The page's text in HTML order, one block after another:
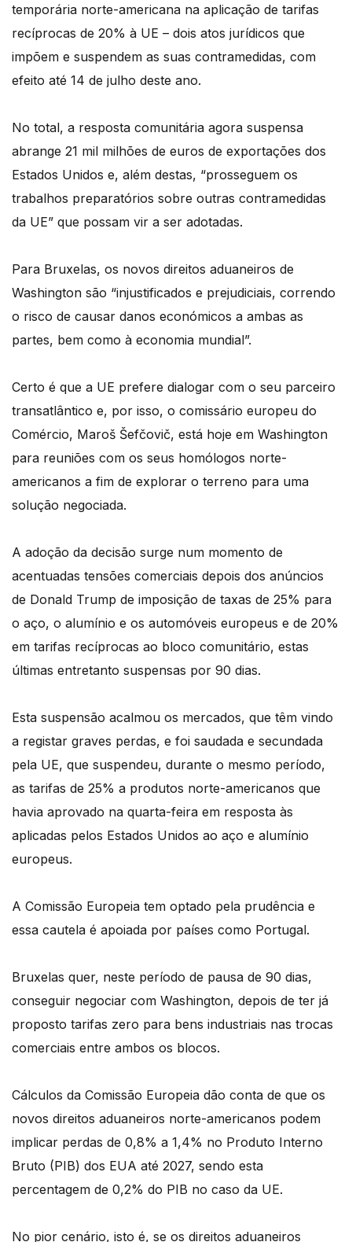
temporária norte-americana na aplicação de tarifas
recíprocas de 20% à UE – dois atos jurídicos que
impõem e suspendem as suas contramedidas, com
efeito até 14 de julho deste ano.
No total, a resposta comunitária agora suspensa
abrange 21 mil milhões de euros de exportações dos
Estados Unidos e, além destas, “prosseguem os
trabalhos preparatórios sobre outras contramedidas
da UE” que possam vir a ser adotadas.
Para Bruxelas, os novos direitos aduaneiros de
Washington são “injustificados e prejudiciais, correndo
o risco de causar danos económicos a ambas as
partes, bem como à economia mundial”.
Certo é que a UE prefere dialogar com o seu parceiro
transatlântico e, por isso, o comissário europeu do
Comércio, Maroš Šefčovič, está hoje em Washington
para reuniões com os seus homólogos norte-
americanos a fim de explorar o terreno para uma
solução negociada.
A adoção da decisão surge num momento de
acentuadas tensões comerciais depois dos anúncios
de Donald Trump de imposição de taxas de 25% para
o aço, o alumínio e os automóveis europeus e de 20%
em tarifas recíprocas ao bloco comunitário, estas
últimas entretanto suspensas por 90 dias.
Esta suspensão acalmou os mercados, que têm vindo
a registar graves perdas, e foi saudada e secundada
pela UE, que suspendeu, durante o mesmo período,
as tarifas de 25% a produtos norte-americanos que
havia aprovado na quarta-feira em resposta às
aplicadas pelos Estados Unidos ao aço e alumínio
europeus.
A Comissão Europeia tem optado pela prudência e
essa cautela é apoiada por países como Portugal.
Bruxelas quer, neste período de pausa de 90 dias,
conseguir negociar com Washington, depois de ter já
proposto tarifas zero para bens industriais nas trocas
comerciais entre ambos os blocos.
Cálculos da Comissão Europeia dão conta de que os
novos direitos aduaneiros norte-americanos podem
implicar perdas de 0,8% a 1,4% no Produto Interno
Bruto (PIB) dos EUA até 2027, sendo esta
percentagem de 0,2% do PIB no caso da UE.
No pior cenário, isto é, se os direitos aduaneiros